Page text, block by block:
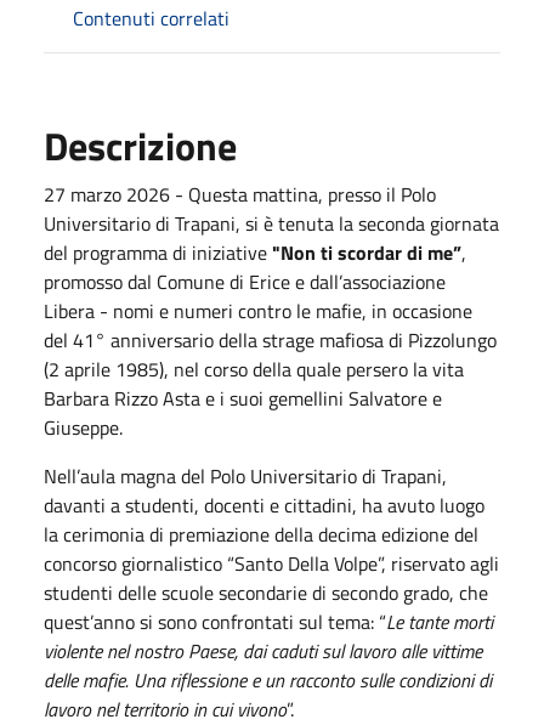
Contenuti correlati
Descrizione
27 marzo 2026 - Questa mattina, presso il Polo
Universitario di Trapani, si è tenuta la seconda giornata
del programma di iniziative"Non ti scordar di me”,
promosso dal Comune di Erice e dall’associazione
Libera - nomi e numeri contro le mafie, in occasione
del 41° anniversario della strage mafiosa di Pizzolungo
(2 aprile 1985), nel corso della quale persero la vita
Barbara Rizzo Asta e i suoi gemellini Salvatore e
Giuseppe.
Nell’aula magna del Polo Universitario di Trapani,
davanti a studenti, docenti e cittadini, ha avuto luogo
la cerimonia di premiazione della decima edizione del
concorso giornalistico “Santo Della Volpe”, riservato agli
studenti delle scuole secondarie di secondo grado, che
quest’anno si sono confrontati sul tema: “Le tante morti
violente nel nostro Paese, dai caduti sul lavoro alle vittime
delle mafie. Una riflessione e un racconto sulle condizioni di
lavoro nel territorio in cui vivono”.